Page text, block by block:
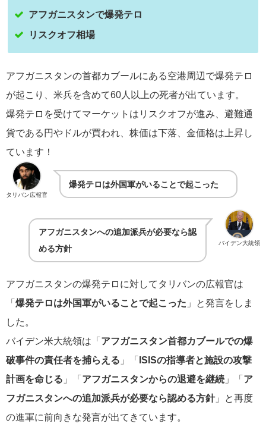
アフガニスタンで爆発テロ
リスクオフ相場
アフガニスタンの首都カブールにある空港周辺で爆発テロ
が起こり、米兵を含めて60人以上の死者が出ています。
爆発テロを受けてマーケットはリスクオフが進み、避難通
貨である円やドルが買われ、株価は下落、金価格は上昇し
ています！
タリバン広報官
爆発テロは外国軍がいることで起こった
バイデン大統領
アフガニスタンへの追加派兵が必要なら認
める方針
アフガニスタンの爆発テロに対してタリバンの広報官は
「爆発テロは外国軍がいることで起こった 」と発言をしま
した。
バイデン米大統領は 「アフガニスタン首都カブールでの爆
破事件の責任者を捕らえる 」 「ISISの指導者と施設の攻撃
計画を命じる 」 「アフガニスタンからの退避を継続 」「ア
フガニスタンへの追加派兵が必要なら認める方針」と再度
の進軍に前向きな発言が出てきています。